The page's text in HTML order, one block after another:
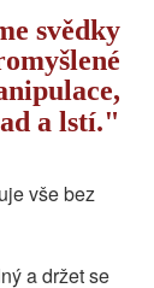
svědky
a lstí.
vše bez
a držet se